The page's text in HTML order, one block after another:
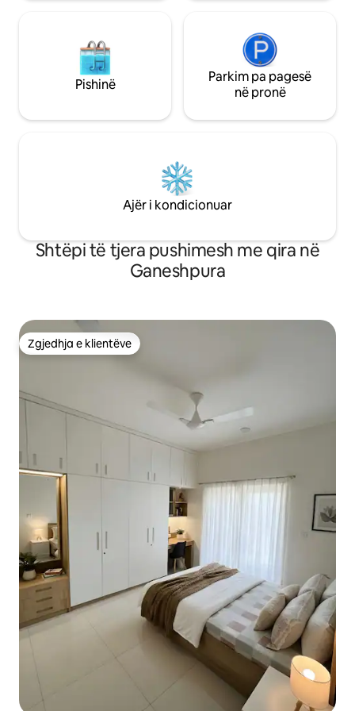
Pishinë
Parkim pa pagesë
në pronë
Ajër i kondicionuar
Shtëpi të tjera pushimesh me qira në
Ganeshpura
Zgjedhja e klientëve
Zgjedhja e klientëve